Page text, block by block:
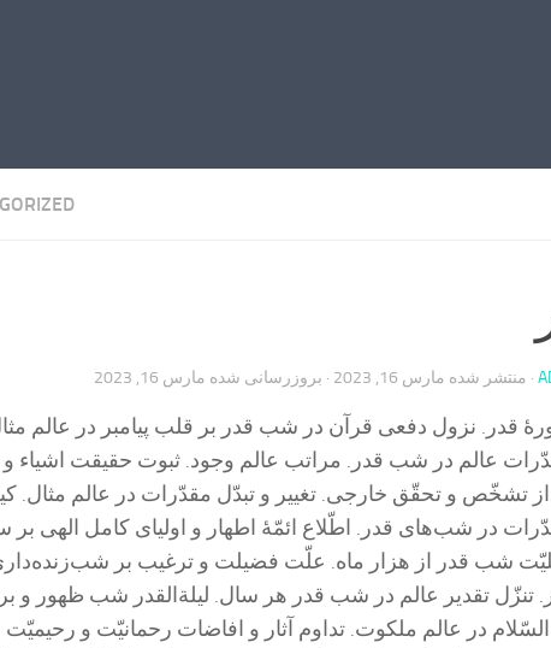
· منتشر شده مارس 16, 2023 · بروزرسانی شده مارس 16, 2023
قدر. نزول دفعی قرآن در شب قدر بر قلب پیامبر در عالم
عالم در شب قدر. مراتب عالم وجود. ثبوت حقیقت اشیاء و
تشخّص و تحقّق خارجی. تغییر و تبدّل مقدّرات در عالم مثال.
در شب‌های قدر. اطّلاع ائمّۀ اطهار و اولیای کامل الهی بر
شب قدر از هزار ماه. علّت فضیلت و ترغیب بر
تنزّل تقدیر عالم در شب قدر هر سال. لیلةالقدر شب ظهور و
در عالم ملکوت. تداوم آثار و افاضات رحمانیّت و رحیمیّت